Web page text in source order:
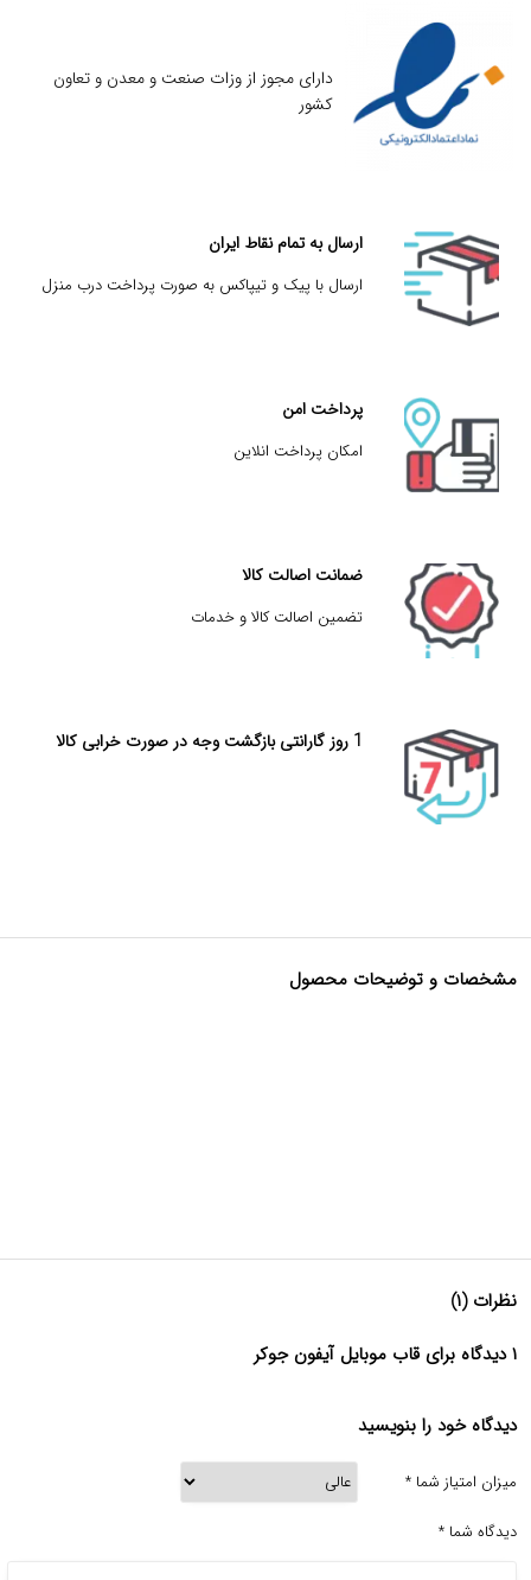
دارای مجوز از وزات صنعت و معدن و تعاون
کشور
ارسال به تمام نقاط ایران
ارسال با پیک و تیپاکس به صورت پرداخت درب منزل
پرداخت امن
امکان پرداخت انلاین
ضمانت اصالت کالا
تضمین اصالت کالا و خدمات
1 روز گارانتی بازگشت وجه در صورت خرابی کالا
مشخصات و توضیحات محصول
نظرات (۱)
۱ دیدگاه برای قاب موبایل آیفون جوکر
دیدگاه خود را بنویسید
میزان امتیاز شما *
دیدگاه شما *